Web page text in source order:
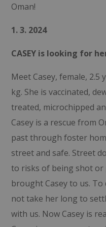
Oman!
1. 3. 2024
CASEY is looking for
Meet Casey, female, 2.5
kg. She is vaccinated,
treated, microchipped
Casey is a rescue from
past through foster
street and safe. Street
to risks of being shot or
brought Casey to us. To
not take her long to
with us. Now Casey is